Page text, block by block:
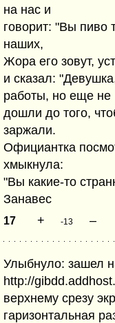
на нас и
говорит: "Вы пиво
наших,
Жора его зовут,
и сказал:
работы, но еще не
дошли до того,
заржали.
Официантка
хмыкнула:
"Вы какие-то
Занавес
17 + -13 –
Улыбнуло: зашел
http://
верхнему срезу
гаризонтальная